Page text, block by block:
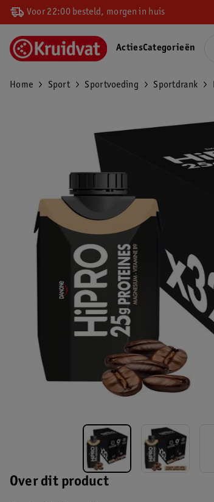
Voor 22:00 besteld, morgen in huis
ActiesCategorieën
Home Sport Sportvoeding Sportdrank
Over dit product